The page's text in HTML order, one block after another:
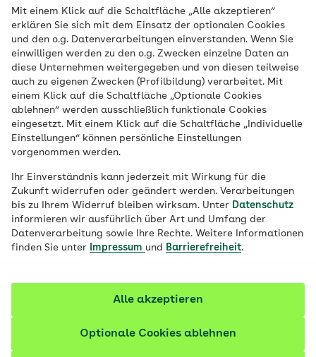
Mit einem Klick auf die Schaltfläche „Alle akzeptieren“
erklären Sie sich mit dem Einsatz der optionalen Cookies
und den o.g. Datenverarbeitungen einverstanden. Wenn Sie
einwilligen werden zu den o.g. Zwecken einzelne Daten an
diese Unternehmen weitergegeben und von diesen teilweise
auch zu eigenen Zwecken (Profilbildung) verarbeitet. Mit
einem Klick auf die Schaltfläche „Optionale Cookies
ablehnen“ werden ausschließlich funktionale Cookies
eingesetzt. Mit einem Klick auf die Schaltfläche „Individuelle
Einstellungen“ können persönliche Einstellungen
vorgenommen werden.
Ihr Einverständnis kann jederzeit mit Wirkung für die
Zukunft widerrufen oder geändert werden. Verarbeitungen
bis zu Ihrem Widerruf bleiben wirksam. Unter Datenschutz
informieren wir ausführlich über Art und Umfang der
Datenverarbeitung sowie Ihre Rechte. Weitere Informationen
finden Sie unter
Impressum und Barrierefreiheit.
Optionale Cookies ablehnen
Alle akzeptieren
aus Finnland. Besuchen Sie einen
passenden Nordic-Walking-Kurs der AOK
in Ihrer Nähe, um herauszufinden, wie das
Training mit den Stöckern richtig
funktioniert – und ob es Ihnen Spaß macht.